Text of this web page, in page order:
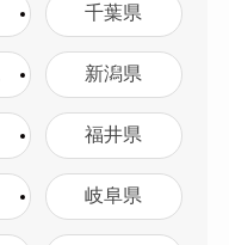
千葉県
新潟県
福井県
岐阜県